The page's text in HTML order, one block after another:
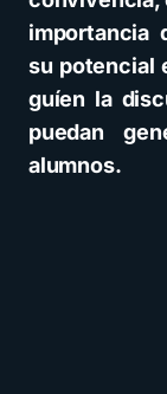
importancia
su potencial
guíen la
puedan
alumnos.